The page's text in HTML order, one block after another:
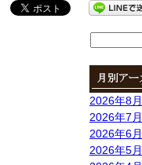
2026年8月
2026年7月
2026年6月
2026年5月